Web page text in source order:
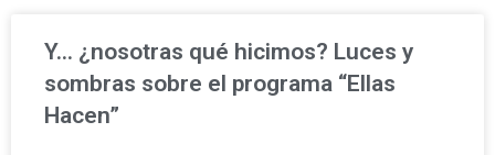
Y… ¿nosotras qué hicimos? Luces y
sombras sobre el programa “Ellas
Hacen”